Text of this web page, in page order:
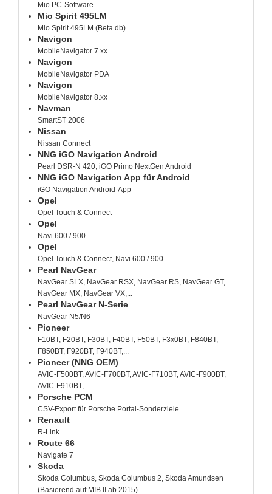
Mio PC-Software
Mio Spirit 495LM
Mio Spirit 495LM (Beta db)
Navigon
MobileNavigator 7.xx
Navigon
MobileNavigator PDA
Navigon
MobileNavigator 8.xx
Navman
SmartST 2006
Nissan
Nissan Connect
NNG iGO Navigation Android
Pearl DSR-N 420, iGO Primo NextGen Android
NNG iGO Navigation App für Android
iGO Navigation Android-App
Opel
Opel Touch & Connect
Opel
Navi 600 / 900
Opel
Opel Touch & Connect, Navi 600 / 900
Pearl NavGear
NavGear SLX, NavGear RSX, NavGear RS, NavGear GT,
NavGear MX, NavGear VX,...
Pearl NavGear N-Serie
NavGear N5/N6
Pioneer
F10BT, F20BT, F30BT, F40BT, F50BT, F3x0BT, F840BT,
F850BT, F920BT, F940BT,...
Pioneer (NNG OEM)
AVIC-F500BT, AVIC-F700BT, AVIC-F710BT, AVIC-F900BT,
AVIC-F910BT,...
Porsche PCM
CSV-Export für Porsche Portal-Sonderziele
Renault
R-Link
Route 66
Navigate 7
Skoda
Skoda Columbus, Skoda Columbus 2, Skoda Amundsen
(Basierend auf MIB II ab 2015)